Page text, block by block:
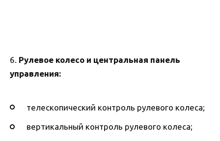
6. Рулевое колесо и центральная панель
управления:
телескопический контроль рулевого колеса;
вертикальный контроль рулевого колеса;